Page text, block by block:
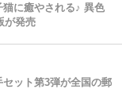
に癒やされる♪ 異色
が発売
ット第3弾が全国の郵